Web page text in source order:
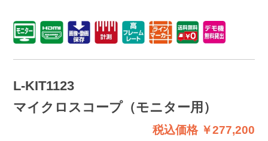
L-KIT1123
マイクロスコープ（モニター用）
税込価格 ￥277,200